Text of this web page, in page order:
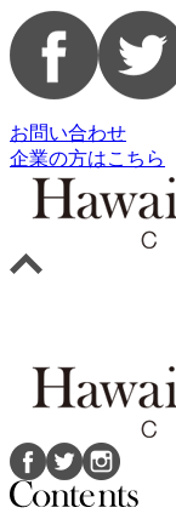
お問い合わせ
企業の方はこちら